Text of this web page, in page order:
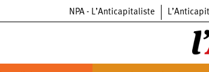
NPA - L’Anticapitaliste